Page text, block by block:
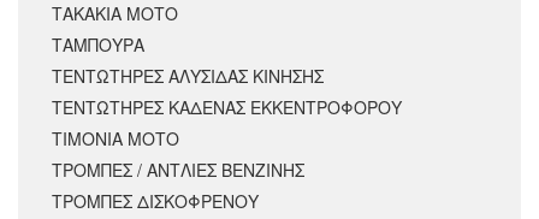
ΤΑΚΑΚΙΑ ΜΟΤΟ
ΤΑΜΠΟΥΡΑ
ΤΕΝΤΩΤΗΡΕΣ ΑΛΥΣΙΔΑΣ ΚΙΝΗΣΗΣ
ΤΕΝΤΩΤΗΡΕΣ ΚΑΔΕΝΑΣ ΕΚΚΕΝΤΡΟΦΟΡΟΥ
ΤΙΜΟΝΙΑ ΜΟΤΟ
ΤΡΟΜΠΕΣ / ΑΝΤΛΙΕΣ ΒΕΝΖΙΝΗΣ
ΤΡΟΜΠΕΣ ΔΙΣΚΟΦΡΕΝΟΥ